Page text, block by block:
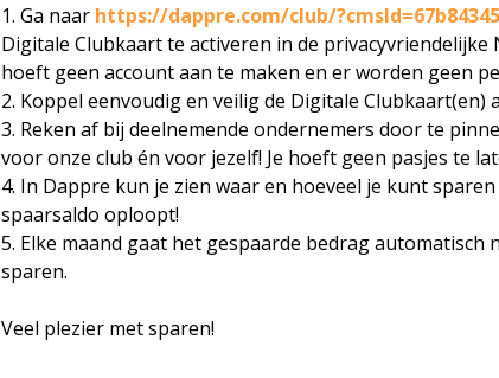
1. Ga naar https://dappre.com/club/
Digitale Clubkaart te activeren in de privacyvriendelijke
hoeft geen account aan te maken en er worden geen
2. Koppel eenvoudig en veilig de Digitale Clubkaart(en)
3. Reken af bij deelnemende ondernemers door te
voor onze club én voor jezelf! Je hoeft geen pasjes te
4. In Dappre kun je zien waar en hoeveel je kunt sparen
spaarsaldo oploopt!
5. Elke maand gaat het gespaarde bedrag automatisch
sparen.
Veel plezier met sparen!